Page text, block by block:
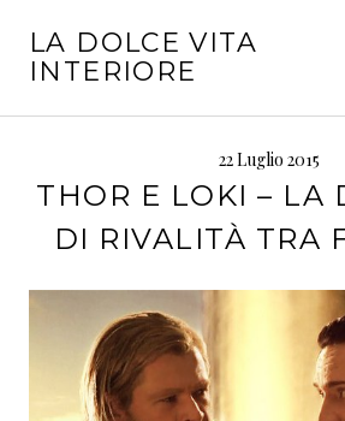
contenuto
LA DOLCE VITA
INTERIORE
22 Luglio 2015
THOR E LOKI – LA
DI RIVALITÀ TRA